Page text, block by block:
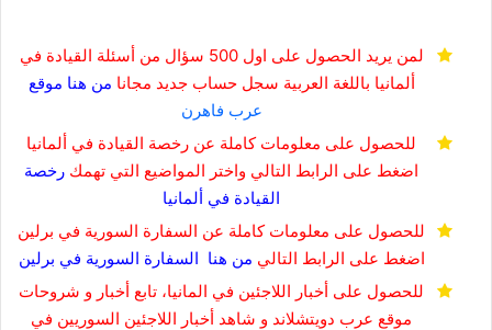
لمن يريد الحصول على اول 500 سؤال من أسئلة القيادة في
ألمانيا باللغة العربية سجل حساب جديد مجانا من هنا موقع
عرب فاهرن
للحصول على معلومات كاملة عن رخصة القيادة في ألمانيا
اضغط على الرابط التالي واختر المواضيع التي تهمك رخصة
القيادة في ألمانيا
للحصول على معلومات كاملة عن السفارة السورية في برلين
اضغط على الرابط التالي من هنا السفارة السورية في برلين
للحصول على أخبار اللاجئين في المانيا، تابع أخبار و شروحات
موقع عرب دويتشلاند و شاهد أخبار اللاجئين السوريين في